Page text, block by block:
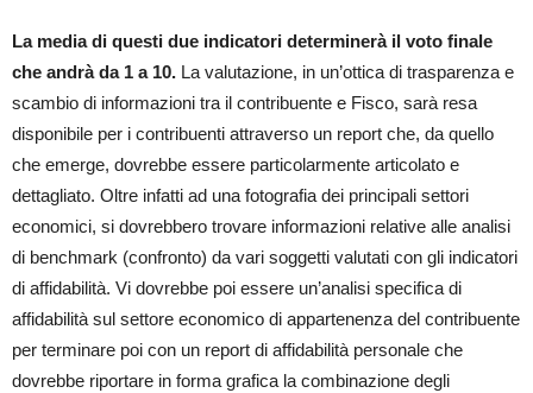
La media di questi due indicatori determinerà il voto finale
che andrà da 1 a 10. La valutazione, in un’ottica di trasparenza e
scambio di informazioni tra il contribuente e Fisco, sarà resa
disponibile per i contribuenti attraverso un report che, da quello
che emerge, dovrebbe essere particolarmente articolato e
dettagliato. Oltre infatti ad una fotografia dei principali settori
economici, si dovrebbero trovare informazioni relative alle analisi
di benchmark (confronto) da vari soggetti valutati con gli indicatori
di affidabilità. Vi dovrebbe poi essere un’analisi specifica di
affidabilità sul settore economico di appartenenza del contribuente
per terminare poi con un report di affidabilità personale che
dovrebbe riportare in forma grafica la combinazione degli